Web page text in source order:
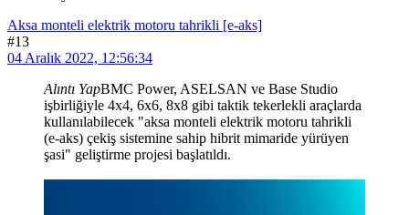
Aksa monteli elektrik motoru tahrikli [e-aks]
#13
04 Aralık 2022, 12:56:34
Alıntı YapBMC Power, ASELSAN ve Base Studio
işbirliğiyle 4x4, 6x6, 8x8 gibi taktik tekerlekli araçlarda
kullanılabilecek "aksa monteli elektrik motoru tahrikli
(e-aks) çekiş sistemine sahip hibrit mimaride yürüyen
şasi" geliştirme projesi başlatıldı.